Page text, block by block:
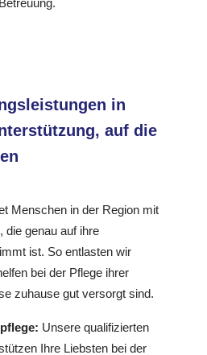
Betreuung.
in
auf die
Menschen in der Region mit
die genau auf ihre
ist. So entlasten wir
bei der Pflege ihrer
zuhause gut versorgt sind.
Unsere qualifizierten
Ihre Liebsten bei der